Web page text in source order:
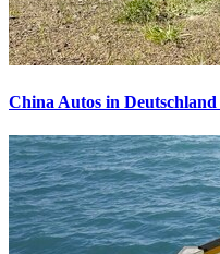
China Autos in Deutschland